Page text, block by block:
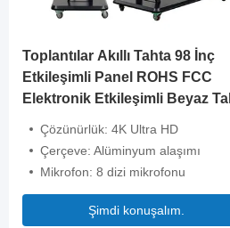
Toplantılar Akıllı Tahta 98 İnç
Etkileşimli Panel ROHS FCC
Elektronik Etkileşimli Beyaz
Çözünürlük: 4K Ultra HD
Çerçeve: Alüminyum alaşımı
Mikrofon: 8 dizi mikrofonu
Şimdi konuşalım.